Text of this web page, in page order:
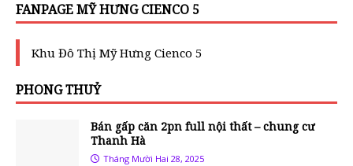
FANPAGE MỸ HƯNG CIENCO 5
Khu Đô Thị Mỹ Hưng Cienco 5
PHONG THUỶ
Bán gấp căn 2pn full nội thất – chung cư
Thanh Hà
Tháng Mười Hai 28, 2025